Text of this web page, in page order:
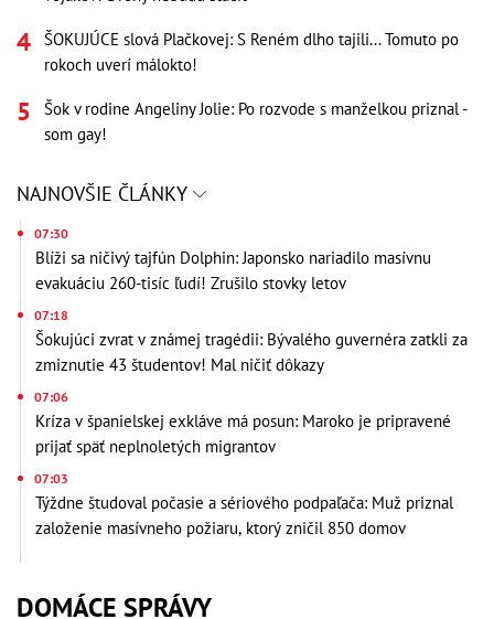
ŠOKUJÚCE slová Plačkovej: S Reném dlho tajili... Tomuto po
rokoch uverí málokto!
Šok v rodine Angeliny Jolie: Po rozvode s manželkou priznal -
som gay!
NAJNOVŠIE ČLÁNKY
07:30
Blíži sa ničivý tajfún Dolphin: Japonsko nariadilo masívnu
evakuáciu 260-tisíc ľudí! Zrušilo stovky letov
07:18
Šokujúci zvrat v známej tragédii: Bývalého guvernéra zatkli za
zmiznutie 43 študentov! Mal ničiť dôkazy
07:06
Kríza v španielskej exkláve má posun: Maroko je pripravené
prijať späť neplnoletých migrantov
07:03
Týždne študoval počasie a sériového podpaľača: Muž priznal
založenie masívneho požiaru, ktorý zničil 850 domov
DOMÁCE SPRÁVY